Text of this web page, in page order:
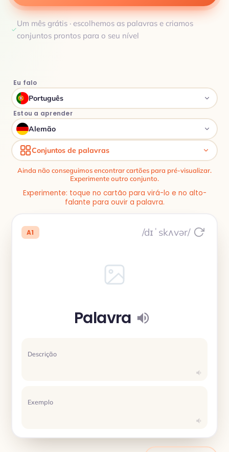
Um mês grátis · escolhemos as palavras e criamos
conjuntos prontos para o seu nível
Eu falo
Português
Estou a aprender
Alemão
Conjuntos de palavras
Ainda não conseguimos encontrar cartões para pré-visualizar.
Experimente outro conjunto.
Experimente: toque no cartão para virá-lo e no alto-
falante para ouvir a palavra.
A1 /dɪˈskʌvər/
Palavra
Descrição
Exemplo